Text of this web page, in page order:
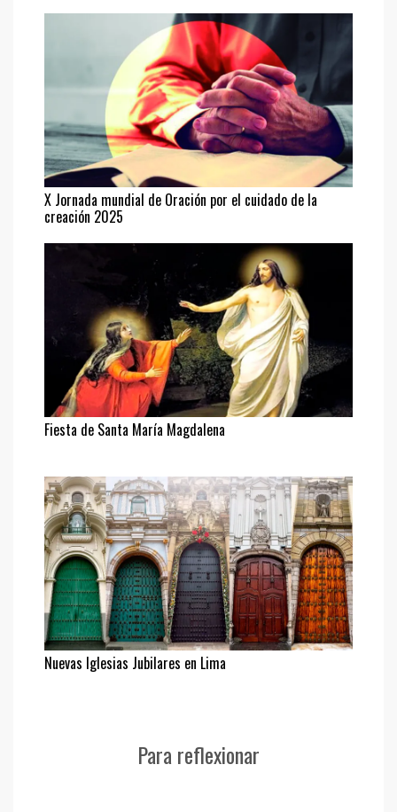
X Jornada mundial de Oración por el cuidado de la
creación 2025
Fiesta de Santa María Magdalena
Nuevas Iglesias Jubilares en Lima
Para reflexionar